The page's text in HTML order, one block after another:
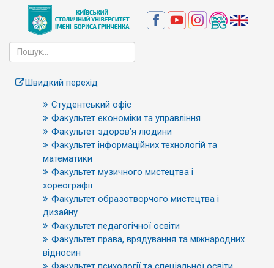
Швидкий перехід
Студентський офіс
Факультет економіки та управління
Факультет здоров’я людини
Факультет інформаційних технологій та
математики
Факультет музичного мистецтва і
хореографії
Факультет образотворчого мистецтва і
дизайну
Факультет педагогічної освіти
Факультет права, врядування та міжнародних
відносин